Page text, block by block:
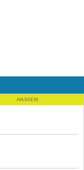
НАЗАЕМ